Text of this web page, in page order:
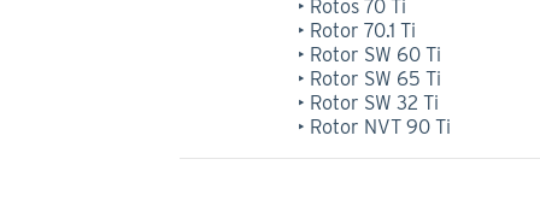
Rotos 70 Ti
Rotor 70.1 Ti
Rotor SW 60 Ti
Rotor SW 65 Ti
Rotor SW 32 Ti
Rotor NVT 90 Ti